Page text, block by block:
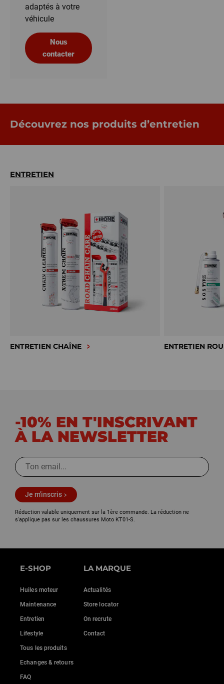
adaptés à votre
véhicule
Nous
contacter
Découvrez nos produits d’entretien
ENTRETIEN
ENTRETIEN CHAÎNE ENTRETIEN
-10% EN T'INSCRIVANT
À LA NEWSLETTER
Je m'inscris
Réduction valable uniquement sur la 1ère commande. La réduction ne
s'applique pas sur les chaussures Moto KT01-S.
E-SHOP
Huiles moteur
Maintenance
Entretien
Lifestyle
Tous les produits
Echanges & retours
FAQ
LA MARQUE
Actualités
Store locator
On recrute
Contact